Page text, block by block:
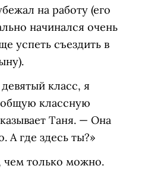
на работу (его
начинался очень
успеть съездить в
класс, я
классную
Таня. — Она
А где здесь ты?»
чем только можно.